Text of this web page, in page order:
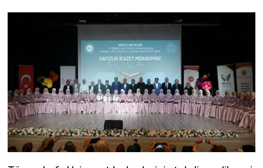
Kayseri Müftülüğü
Kilis Müftülüğü
Kırıkkale Müftülüğü
Kırklareli Müftülüğü
Kırşehir Müftülüğü